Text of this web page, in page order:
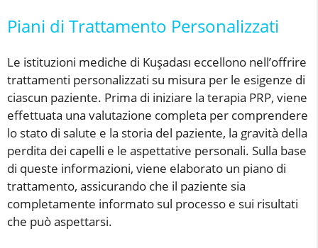
Piani di Trattamento Personalizzati
Le istituzioni mediche di Kuşadası eccellono nell’offrire
trattamenti personalizzati su misura per le esigenze di
ciascun paziente. Prima di iniziare la terapia PRP, viene
effettuata una valutazione completa per comprendere
lo stato di salute e la storia del paziente, la gravità della
perdita dei capelli e le aspettative personali. Sulla base
di queste informazioni, viene elaborato un piano di
trattamento, assicurando che il paziente sia
completamente informato sul processo e sui risultati
che può aspettarsi.